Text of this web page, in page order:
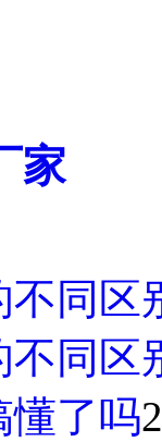
家
不同区
不同区
懂了吗